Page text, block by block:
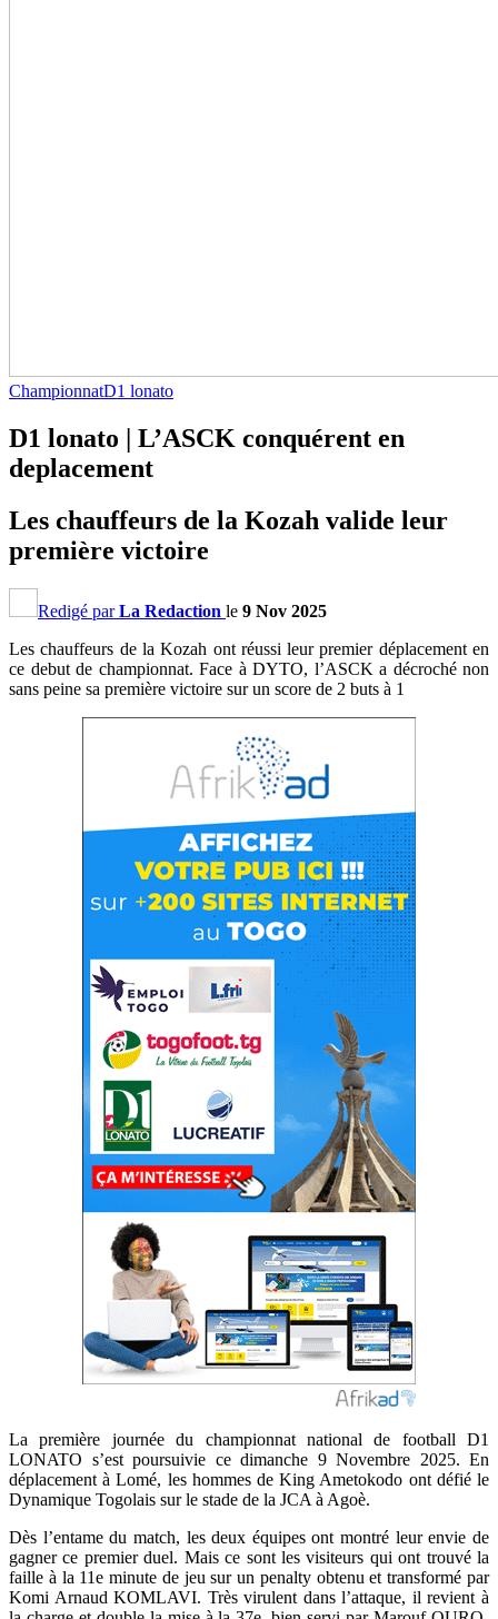
ChampionnatD1 lonato
D1 lonato | L’ASCK conquérent en
deplacement
Les chauffeurs de la Kozah valide leur
première victoire
Redigé parLa Redaction le 9 Nov 2025
Les chauffeurs de la Kozah ont réussi leur premier déplacement en
ce debut de championnat. Face à DYTO, l’ASCK a décroché non
sans peine sa première victoire sur un score de 2 buts à 1
La première journée du championnat national de football D1
LONATO s’est poursuivie ce dimanche 9 Novembre 2025. En
déplacement à Lomé, les hommes de King Ametokodo ont défié le
Dynamique Togolais sur le stade de la JCA à Agoè.
Dès l’entame du match, les deux équipes ont montré leur envie de
gagner ce premier duel. Mais ce sont les visiteurs qui ont trouvé la
faille à la 11e minute de jeu sur un penalty obtenu et transformé par
Komi Arnaud KOMLAVI. Très virulent dans l’attaque, il revient à